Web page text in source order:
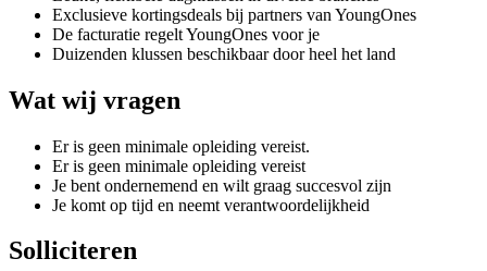
Exclusieve kortingsdeals bij partners van YoungOnes
De facturatie regelt YoungOnes voor je
Duizenden klussen beschikbaar door heel het land
Wat wij vragen
Er is geen minimale opleiding vereist.
Er is geen minimale opleiding vereist
Je bent ondernemend en wilt graag succesvol zijn
Je komt op tijd en neemt verantwoordelijkheid
Solliciteren